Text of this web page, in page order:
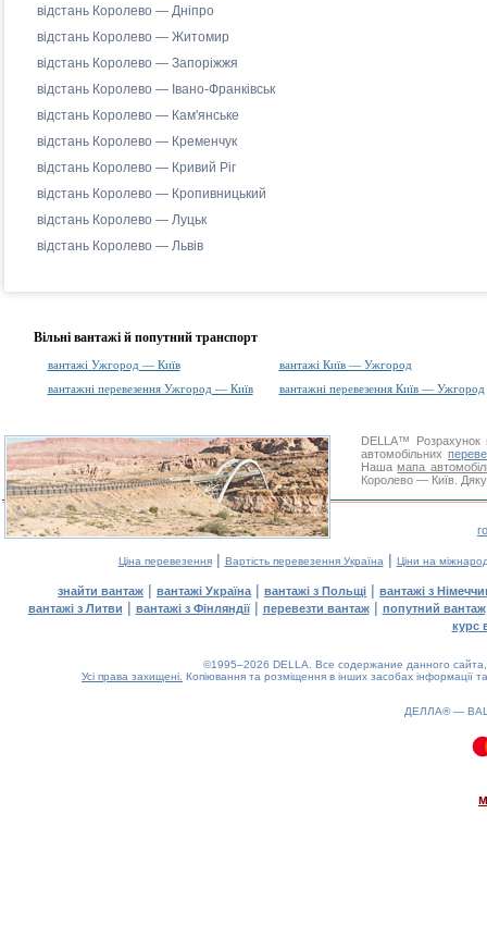
відстань Королево — Дніпро
відстань Королево — Житомир
відстань Королево — Запоріжжя
відстань Королево — Івано-Франківськ
відстань Королево — Кам'янське
відстань Королево — Кременчук
відстань Королево — Кривий Ріг
відстань Королево — Кропивницький
відстань Королево — Луцьк
відстань Королево — Львів
Вільні вантажі й попутний транспорт
вантажі Ужгород — Київ
вантажі Київ — Ужгород
вантажні перевезення Ужгород — Київ
вантажні перевезення Київ — Ужгород
DELLA™
Розрахунок
автомобільних
Нашамапа
Королево — Київ.
Ціна перевезення| Вартість перевезення Україна | Ціни на
знайти вантаж | вантажі Україна | вантажі з Польщі | вантажі з
вантажі з Литви | вантажі з Фінляндії| перевезти вантаж| попутний вантаж
курс
©1995–2026 DELLA. Все содержание данного
Усі права захищені. Копіювання та розміщення в інших засобах інформації
ДЕЛЛА® —